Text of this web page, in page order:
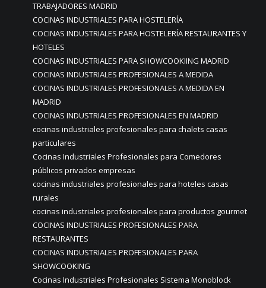
TRABAJADORES MADRID
COCINAS INDUSTRIALES PARA HOSTELERÍA
COCINAS INDUSTRIALES PARA HOSTELERÍA RESTAURANTES Y
HOTELES
COCINAS INDUSTRIALES PARA SHOWCOOKIING MADRID
COCINAS INDUSTRIALES PROFESIONALES A MEDIDA
COCINAS INDUSTRIALES PROFESIONALES A MEDIDA EN
MADRID
COCINAS INDUSTRIALES PROFESIONALES EN MADRID
cocinas industriales profesionales para chalets casas
particulares
Cocinas Industriales Profesionales para Comedores
públicos privados empresas
cocinas industriales profesionales para hoteles casas
rurales
cocinas industriales profesionales para productos gourmet
COCINAS INDUSTRIALES PROFESIONALES PARA
RESTAURANTES
COCINAS INDUSTRIALES PROFESIONALES PARA
SHOWCOOKING
Cocinas Industriales Profesionales Sistema Monoblock